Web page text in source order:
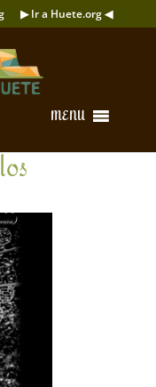
▶ Ir a Huete.org ◀
MENU